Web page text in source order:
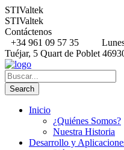
STIValtek
STIValtek
Contáctenos
+34 961 09 57 35
Tuéjar, 5 Quart de Poblet
Inicio
¿Quiénes Somos?
Nuestra Historia
Desarrollo y